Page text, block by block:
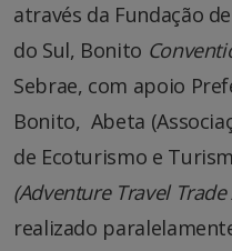
através da Fundação
do Sul, Bonito
Sebrae, com apoio
Bonito, Abeta
de Ecoturismo e
(Adventure Travel
realizado